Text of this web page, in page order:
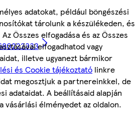
adatokat, például böngészési
tárolunk a készülékeden, és
Összes elfogadása és az Összes
elfogadhatod vagy
illetve ugyanezt bármikor
és Cookie tájékoztató linkre
megosztjuk a partnereinkkel, de
adataidat. A beállításaid alapján
vásárlási élményedet az oldalon.